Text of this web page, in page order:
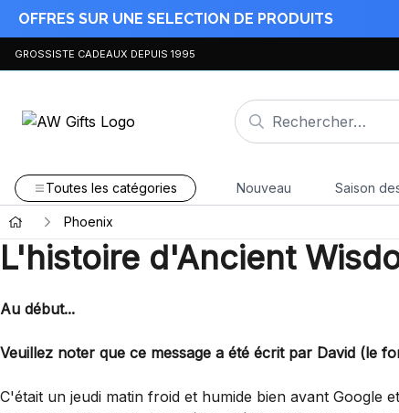
OFFRES SUR UNE SELECTION DE PRODUITS
GROSSISTE CADEAUX DEPUIS 1995
Toutes les catégories Nouveau Saison
Phoenix
L'histoire d'Ancient
Au début...
Veuillez noter que ce message a été écrit par David (le
C'était un jeudi matin froid et humide bien avant Google